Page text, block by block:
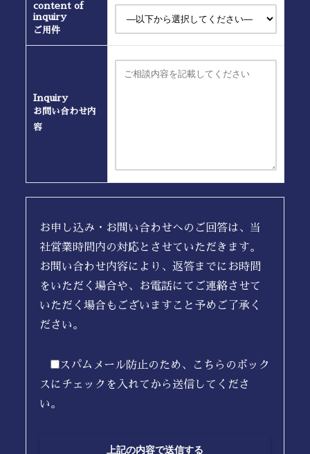
content of
inquiry
ご用件
Inquiry
お問い合わせ内
容
お申し込み・お問い合わせへのご回答は、当
社営業時間内の対応とさせていただきます。
お問い合わせ内容により、返答までにお時間
をいただく場合や、お電話にてご連絡させて
いただく場合もございますこと予めご了承く
ださい。
スパムメール防止のため、こちらのボック
スにチェックを入れてから送信してくださ
い。